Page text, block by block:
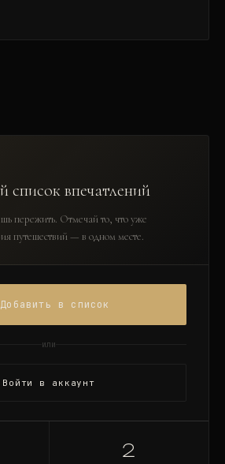
список впечатлений
пережить. Отмечай то, что уже
путешествий — в одном месте.
Добавить в список
или
Войти в аккаунт
2